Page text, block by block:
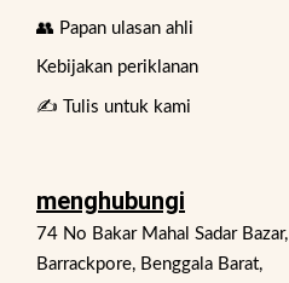
👥 Papan ulasan ahli
Kebijakan periklanan
✍️ Tulis untuk kami
menghubungi
74 No Bakar Mahal Sadar Bazar,
Barrackpore, Benggala Barat,